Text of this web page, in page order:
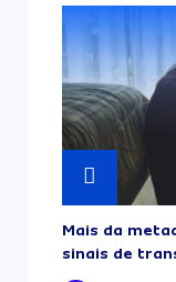
Mais da
sinais de